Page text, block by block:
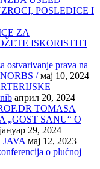
POSLEDICE I
ZA
ISKORISTITI
ostvarivanje prava na
/ мај 10, 2024
април 20, 2024
TOMASA
„GOST SANU“ O
јануар 29, 2024
мај 12, 2023
o plućnoj